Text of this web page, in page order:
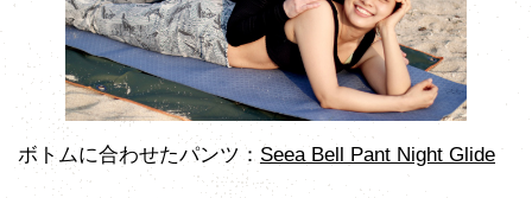
ボトムに合わせたパンツ： Seea Bell Pant Night Glide